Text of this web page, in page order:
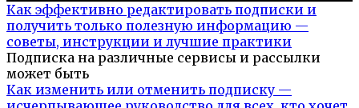
Как эффективно редактировать подписки и
получить только полезную информацию —
советы, инструкции и лучшие практики
Подписка на различные сервисы и рассылки
может быть
Как изменить или отменить подписку —